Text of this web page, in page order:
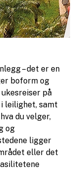
– det er en
boform og
på
leilighet, samt
du velger,
og
ligger
eller det